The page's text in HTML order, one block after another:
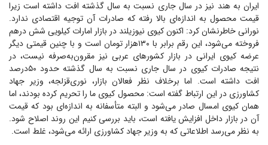
ایران به هند نیز در سال جاری نسبت به سال گذشته افت داشته است زیرا
قیمت محصول به اندازه‌ای بالا رفته که صادرات آن توجیه اقتصادی ندارد.
نورانی خاطرنشان کرد: اکنون کیوی نیوزیلند در بازار امارات کیلویی شش درهم
فروخته می‌شود، این رقم برابر با ۱۳۰هزار تومان است و با چنین قیمتی دیگر
عرضه کیوی ایرانی در بازار کشور‌های عربی نیز مقرون‌به‌صرفه نیست، در
نتیجه صادرات کیوی در سال جاری نسبت به سال گذشته حدود ۵۰‌درصد
افت داشته است. اما برخلاف نظر فعالان بازار، نوری‌قزلجه، وزیر جهاد
کشاورزی در این ارتباط گفته است: محصول کیوی ما را تحریم کرده بودند، اما
همان کیوی امسال صادر می‌شود و البته متأسفانه به اندازه‌ای بود که قیمت
آن در بازار داخل افزایش یافته است، باید بررسی کنیم این روند اصلاح شود.
به نظر می‌رسد اطلاعاتی که به وزیر جهاد کشاورزی ارائه می‌شود، غلط است.